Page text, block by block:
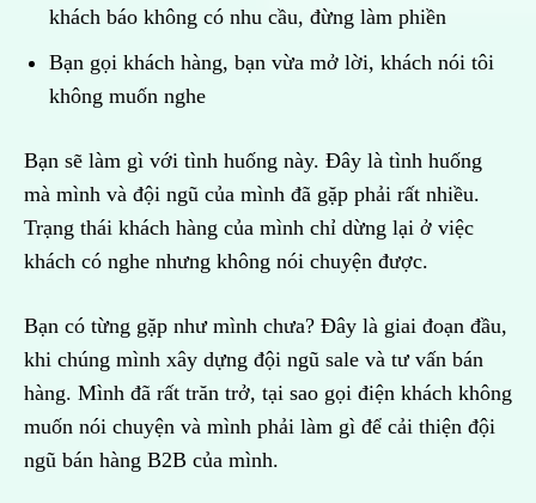
khách báo không có nhu cầu, đừng làm phiền
Bạn gọi khách hàng, bạn vừa mở lời, khách nói tôi
không muốn nghe
Bạn sẽ làm gì với tình huống này. Đây là tình huống
mà mình và đội ngũ của mình đã gặp phải rất nhiều.
Trạng thái khách hàng của mình chỉ dừng lại ở việc
khách có nghe nhưng không nói chuyện được.
Bạn có từng gặp như mình chưa? Đây là giai đoạn đầu,
khi chúng mình xây dựng đội ngũ sale và tư vấn bán
hàng. Mình đã rất trăn trở, tại sao gọi điện khách không
muốn nói chuyện và mình phải làm gì để cải thiện đội
ngũ bán hàng B2B của mình.